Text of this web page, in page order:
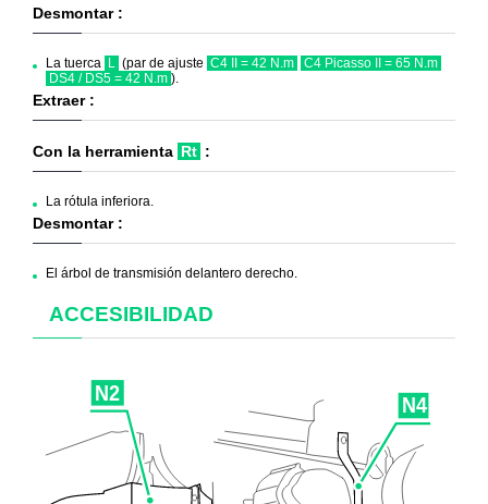
Desmontar :
La tuerca L (par de ajuste C4 II = 42 N.m
C4 Picasso II = 65 N.m
DS4 / DS5 = 42 N.m ).
Extraer :
Con la herramienta Rt :
La rótula inferiora.
Desmontar :
El árbol de transmisión delantero derecho.
ACCESIBILIDAD